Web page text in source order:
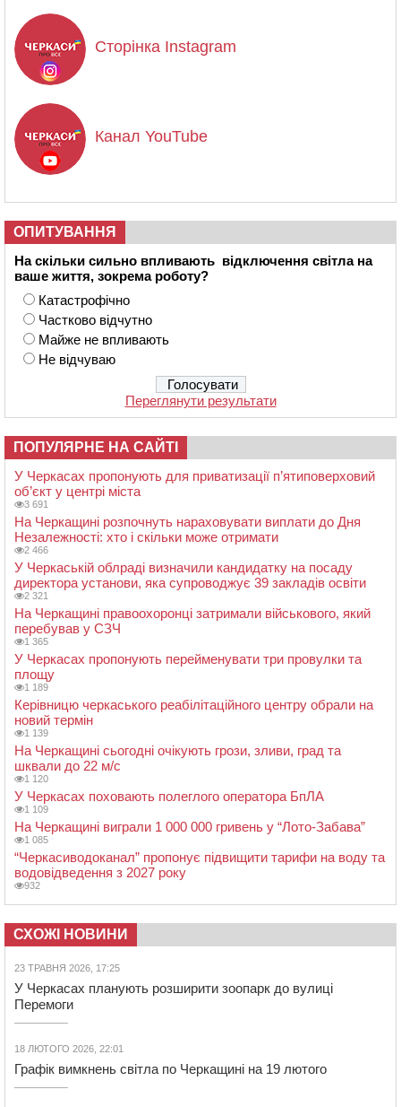
Сторінка Instagram
Канал YouTube
ОПИТУВАННЯ
На скільки сильно впливають відключення світла на
ваше життя, зокрема роботу?
Катастрофічно
Частково відчутно
Майже не впливають
Не відчуваю
Переглянути результати
ПОПУЛЯРНЕ НА САЙТІ
У Черкасах пропонують для приватизації п’ятиповерховий
об’єкт у центрі міста
3 691
На Черкащині розпочнуть нараховувати виплати до Дня
Незалежності: хто і скільки може отримати
2 466
У Черкаській облраді визначили кандидатку на посаду
директора установи, яка супроводжує 39 закладів освіти
2 321
На Черкащині правоохоронці затримали військового, який
перебував у СЗЧ
1 365
У Черкасах пропонують перейменувати три провулки та
площу
1 189
Керівницю черкаського реабілітаційного центру обрали на
новий термін
1 139
На Черкащині сьогодні очікують грози, зливи, град та
шквали до 22 м/с
1 120
У Черкасах поховають полеглого оператора БпЛА
1 109
На Черкащині виграли 1 000 000 гривень у “Лото-Забава”
1 085
“Черкасиводоканал” пропонує підвищити тарифи на воду та
водовідведення з 2027 року
932
СХОЖІ НОВИНИ
23 ТРАВНЯ 2026, 17:25
У Черкасах планують розширити зоопарк до вулиці
Перемоги
18 ЛЮТОГО 2026, 22:01
Графік вимкнень світла по Черкащині на 19 лютого